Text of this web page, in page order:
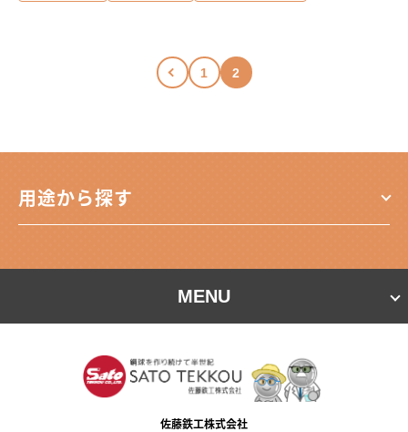
1 2
用途から探す
MENU
佐藤鉄⼯株式会社